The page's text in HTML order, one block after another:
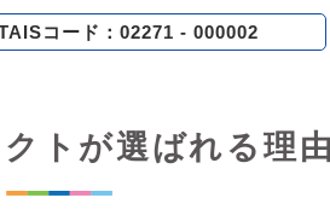
コード：02271 - 000002
トが選ばれる理